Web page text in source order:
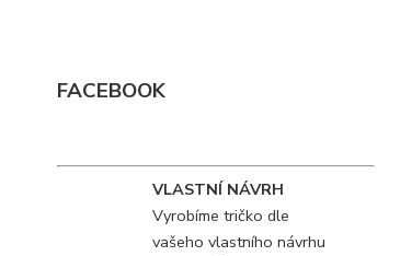
FACEBOOK
VLASTNÍ NÁVRH
Vyrobíme tričko dle
vašeho vlastního návrhu